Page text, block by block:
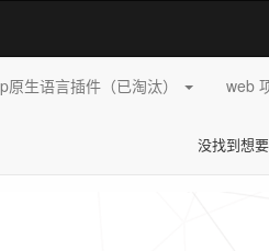
原生语言插件（已淘汰） web
没找到想